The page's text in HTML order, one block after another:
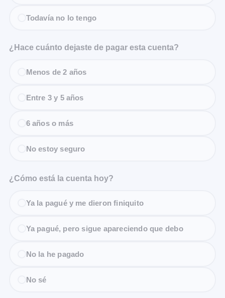
Todavía no lo tengo
¿Hace cuánto dejaste de pagar esta cuenta?
Menos de 2 años
Entre 3 y 5 años
6 años o más
No estoy seguro
¿Cómo está la cuenta hoy?
Ya la pagué y me dieron finiquito
Ya pagué, pero sigue apareciendo que debo
No la he pagado
No sé